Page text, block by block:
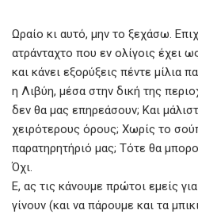
Ωραίο κι αυτό, μην το ξεχάσω.
ατράνταχτο που εν ολίγοις έχει
και κάνει εξορύξεις πέντε μίλια
η Λιβύη, μέσα στην δική της
δεν θα μας επηρεάσουν; Και
χειρότερους όρους; Χωρίς το
παρατηρητήριό μας; Τότε θα
Όχι.
Ε, ας τις κάνουμε πρώτοι εμείς
γίνουν (και να πάρουμε και τα